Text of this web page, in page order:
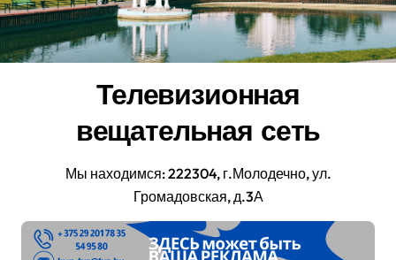
Телевизионная
вещательная сеть
Мы находимся: 222304, г.Молодечно, ул.
Громадовская, д.3А